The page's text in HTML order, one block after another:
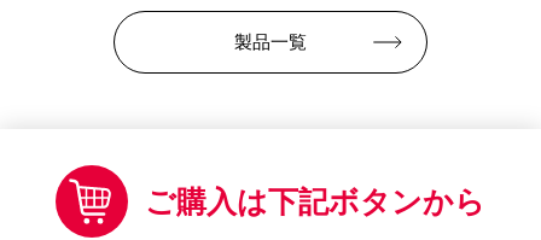
製品一覧
ご購入は下記ボタンから